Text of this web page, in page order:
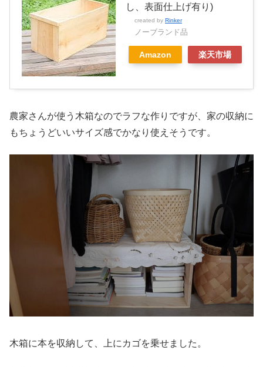
し、表面仕上げ有り)
created by Rinker
ノーブランド品
Amazon 楽天市場
農家さんが使う木箱なのでラフな作りですが、家の収納に
もちょうどいいサイズ感でかなり使えそうです。
木箱に本を収納して、上にカゴを乗せました。